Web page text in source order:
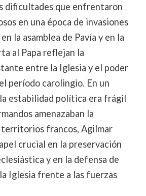
dificultades que enfrentaron
en una época de invasiones
la asamblea de Pavía y en la
al Papa reflejan la
entre la Iglesia y el poder
período carolingio. En un
estabilidad política era frágil
amenazaban la
territorios francos, Agilmar
crucial en la preservación
y en la defensa de
Iglesia frente a las fuerzas